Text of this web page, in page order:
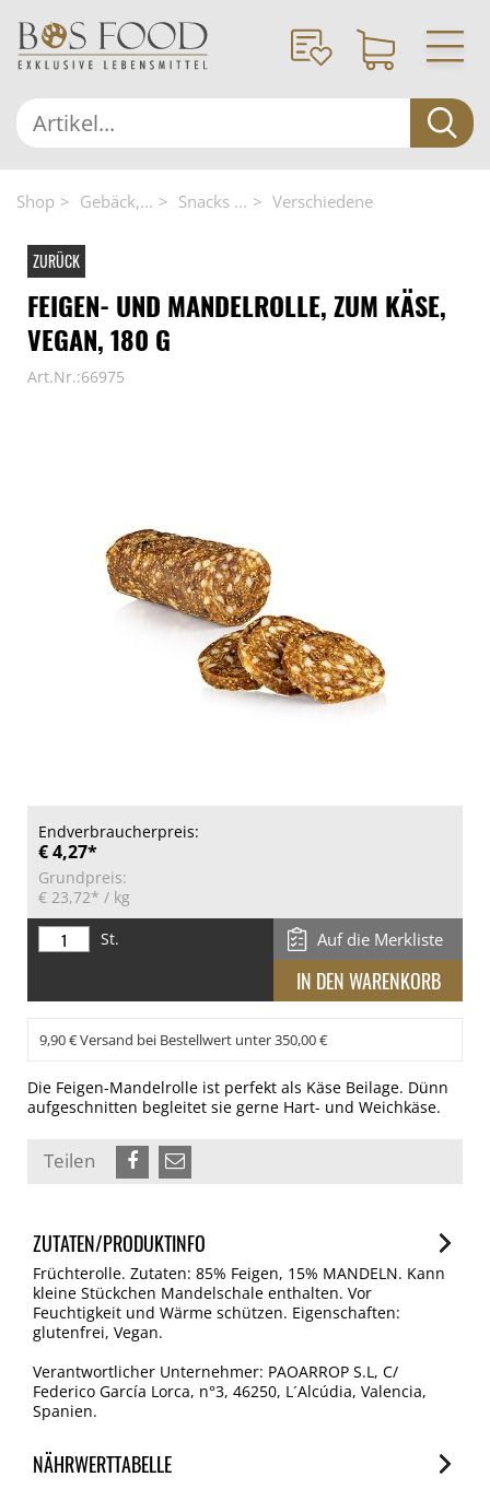
Shop Gebäck,... Snacks ... Verschiedene
ZURÜCK
FEIGEN- UND MANDELROLLE, ZUM KÄSE,
VEGAN, 180 G
Art.Nr.:66975
Endverbraucherpreis:
€ 4,27*
Grundpreis:
€ 23,72* / kg
St.
Auf die Merkliste
9,90 € Versand bei Bestellwert unter 350,00 €
Die Feigen-Mandelrolle ist perfekt als Käse Beilage. Dünn
aufgeschnitten begleitet sie gerne Hart- und Weichkäse.
Teilen
ZUTATEN/PRODUKTINFO
Früchterolle. Zutaten: 85% Feigen, 15% MANDELN. Kann
kleine Stückchen Mandelschale enthalten. Vor
Feuchtigkeit und Wärme schützen. Eigenschaften:
glutenfrei, Vegan.
Verantwortlicher Unternehmer: PAOARROP S.L, C/
Federico García Lorca, n°3, 46250, L´Alcúdia, Valencia,
Spanien.
NÄHRWERTTABELLE